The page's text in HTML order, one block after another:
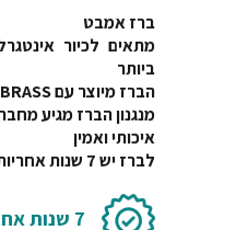
יצרן:מנגנון סידל
ברז אמבט
מתאים לכיור
ביותר
הברז מיוצר עם BRASS – ברונזה מתכת על חלד
מנגנון הברז מגיע
איכותי ואמין
לברז יש 7 שנות אחריות.